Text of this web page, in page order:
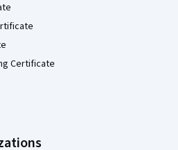
Certificate